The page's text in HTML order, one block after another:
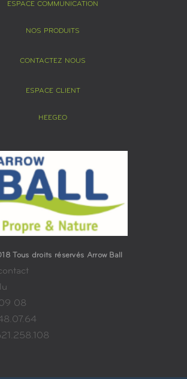
ESPACE COMMUNICATION
NOS PRODUITS
CONTACTEZ NOUS
ESPACE CLIENT
HEEGEO
Tous droits réservés Arrow Ball
08